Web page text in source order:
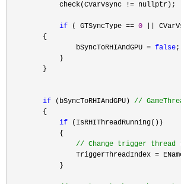
            check(CVarVsync !=
nullptr);
if ( GTSyncType == 0 ||
        {
                bSyncToRHIAndGPU
= false;
            }
        }
if (bSyncToRHIAndGPU) //
        {
if (IsRHIThreadRunning())
            {
// Change trigger thread
                TriggerThreadIndex =
            }